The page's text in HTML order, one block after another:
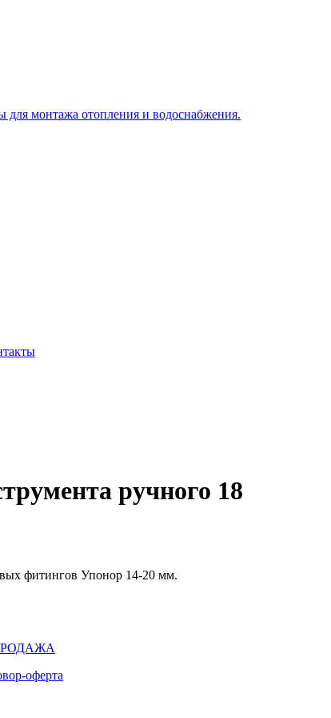
ручного 18
фитингов Упонор 14-20 мм.
оферта